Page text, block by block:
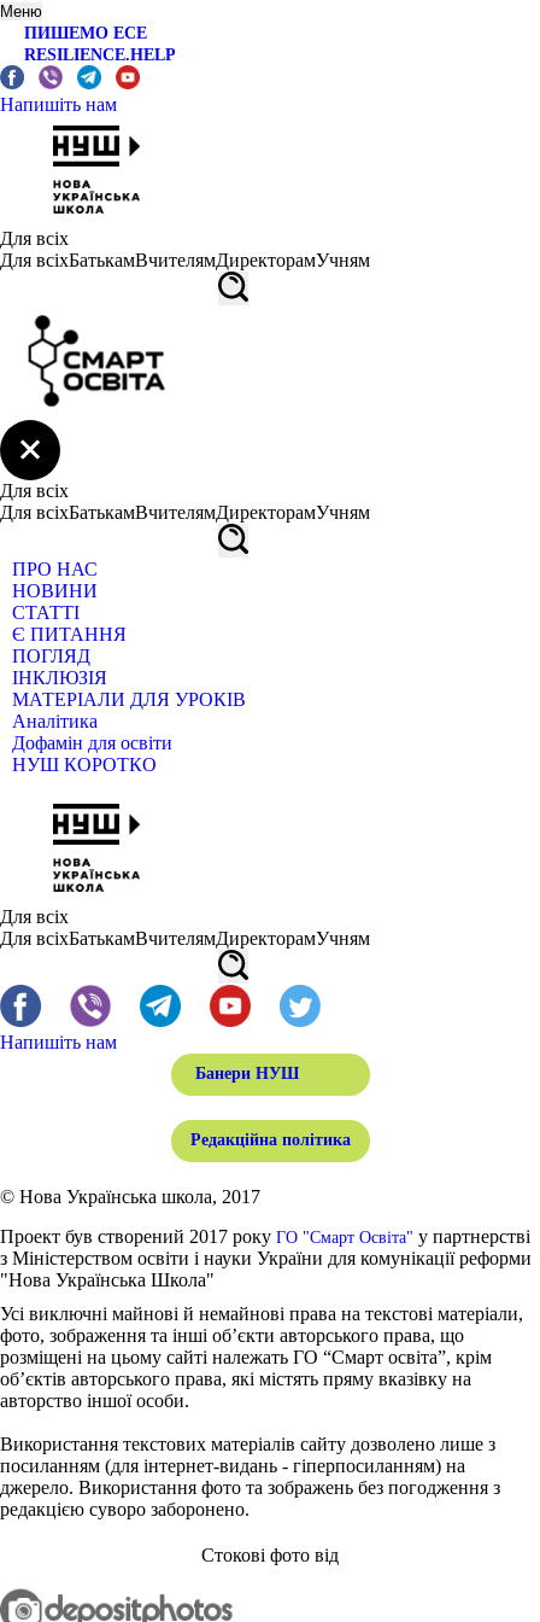
Меню
ПИШЕМО ЕСЕ
RESILIENCE.HELP
Напишіть нам
Для всіх
Для всіхБатькамВчителямДиректорамУчням
Для всіх
Для всіхБатькамВчителямДиректорамУчням
ПРО НАС
НОВИНИ
СТАТТІ
Є ПИТАННЯ
ПОГЛЯД
ІНКЛЮЗІЯ
МАТЕРІАЛИ ДЛЯ УРОКІВ
Аналітика
Дофамін для освіти
НУШ КОРОТКО
Для всіх
Для всіхБатькамВчителямДиректорамУчням
Напишіть нам
Банери НУШ
Редакційна політика
© Нова Українська школа, 2017
Проект був створений 2017 року ГО "Смарт Освіта" у партнерстві
з Міністерством освіти і науки України для комунікації реформи
"Нова Українська Школа"
Усі виключні майнові й немайнові права на текстові матеріали,
фото, зображення та інші об’єкти авторського права, що
розміщені на цьому сайті належать ГО “Смарт освіта”, крім
об’єктів авторського права, які містять пряму вказівку на
авторство іншої особи.
Використання текстових матеріалів сайту дозволено лише з
посиланням (для інтернет-видань - гіперпосиланням) на
джерело. Використання фото та зображень без погодження з
редакцією суворо заборонено.
Стокові фото від